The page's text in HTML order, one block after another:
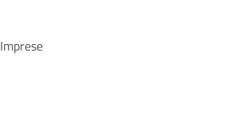
Imprese